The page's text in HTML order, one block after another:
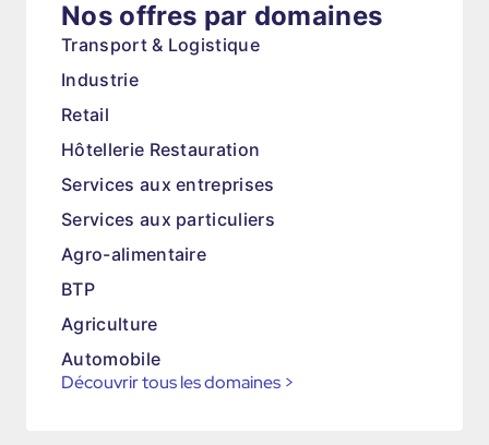
Nos offres par domaines
Transport & Logistique
Industrie
Retail
Hôtellerie Restauration
Services aux entreprises
Services aux particuliers
Agro-alimentaire
BTP
Agriculture
Automobile
Découvrir tous les domaines >